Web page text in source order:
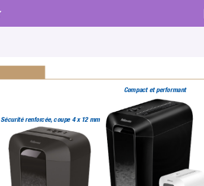
Sécurité renforcée, coupe 4 x 12 mm
Compact et performant